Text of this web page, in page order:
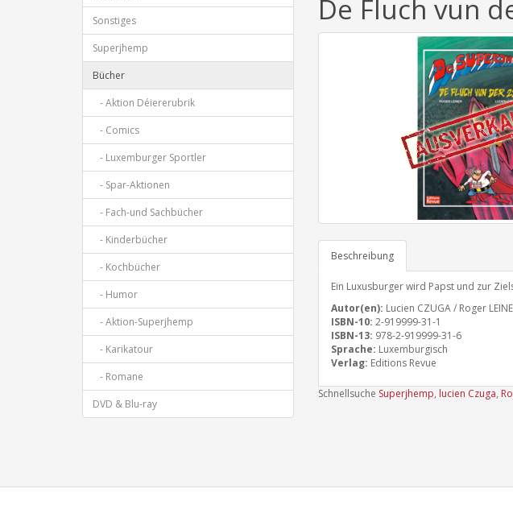
Sonstiges
Superjhemp
Bücher
- Aktion Déiererubrik
- Comics
- Luxemburger Sportler
- Spar-Aktionen
- Fach-und Sachbücher
- Kinderbücher
- Kochbücher
- Humor
- Aktion-Superjhemp
- Karikatour
- Romane
DVD & Blu-ray
De Fluch vun
Beschreibung
Ein Luxusburger wird Papst und zur
Autor(en): Lucien CZUGA / Roger
ISBN-10: 2-919999-31-1
ISBN-13: 978-2-919999-31-6
Sprache: Luxemburgisch
Verlag: Editions Revue
Schnellsuche Superjhemp, lucien Czuga,